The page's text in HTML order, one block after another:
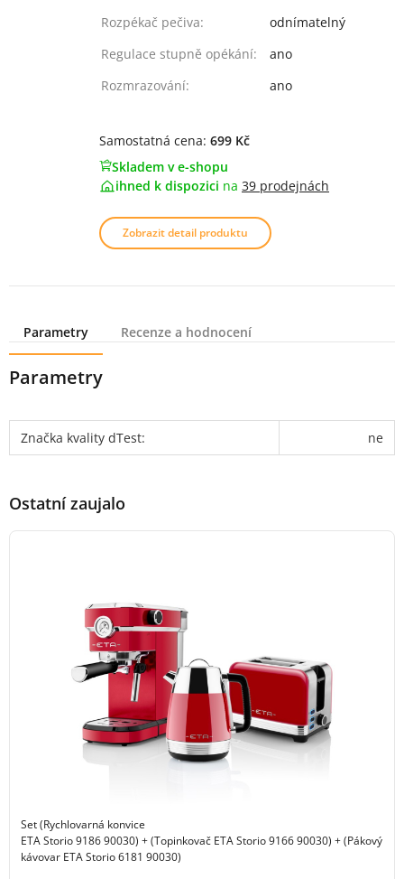
Rozpékač pečiva:
odnímatelný
Regulace stupně opékání:
ano
Rozmrazování:
ano
Samostatná cena: 699 Kč
Skladem v e-shopu
ihned k dispozici na 39 prodejnách
Zobrazit detail produktu
Parametry Recenze a hodnocení
Parametry
Značka kvality dTest: ne
Ostatní zaujalo
Set (Rychlovarná konvice
ETA Storio 9186 90030) + (Topinkovač ETA Storio 9166 90030) + (Pákový
kávovar ETA Storio 6181 90030)